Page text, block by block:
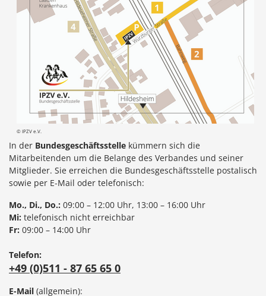
© IPZV e.V.
In der Bundesgeschäftsstelle kümmern sich die
Mitarbeitenden um die Belange des Verbandes und seiner
Mitglieder. Sie erreichen die Bundesgeschäftsstelle postalisch
sowie per E‑Mail oder telefonisch:
Mo., Di., Do.: 09:00 – 12:00 Uhr, 13:00 – 16:00 Uhr
Mi: telefonisch nicht erreichbar
Fr: 09:00 – 14:00 Uhr
Telefon:
+49 (0)511 - 87 65 65 0
E-Mail (allgemein):